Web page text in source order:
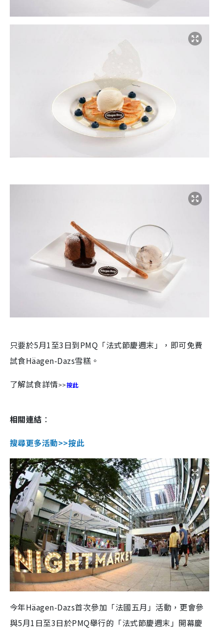
只要於5月1至3日到PMQ「法式節慶週末」，即可免費
試食Häagen-Dazs雪糕。
了解試食詳情>>按此
相關連結 ：
搜尋更多活動>>按此
今年Häagen-Dazs首次參加「法國五月」活動，更會參
與5月1日至3日於PMQ舉行的「法式節慶週末」開幕慶